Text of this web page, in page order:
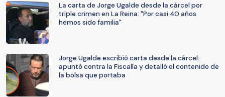
La carta de Jorge Ugalde desde la cárcel por
triple crimen en La Reina: "Por casi 40 años
hemos sido familia"
Jorge Ugalde escribió carta desde la cárcel:
apuntó contra la Fiscalía y detalló el contenido de
la bolsa que portaba